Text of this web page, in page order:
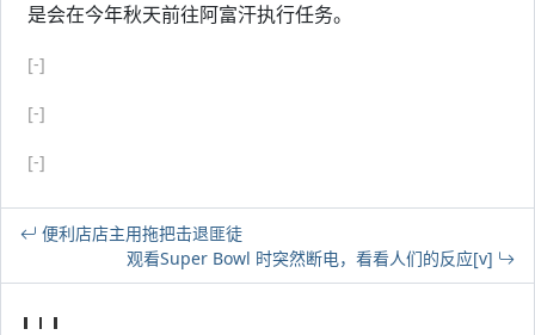
是会在今年秋天前往阿富汗执行任务。
[-]
[-]
[-]
便利店店主用拖把击退匪徒
观看Super Bowl 时突然断电，看看人们的反应[v]